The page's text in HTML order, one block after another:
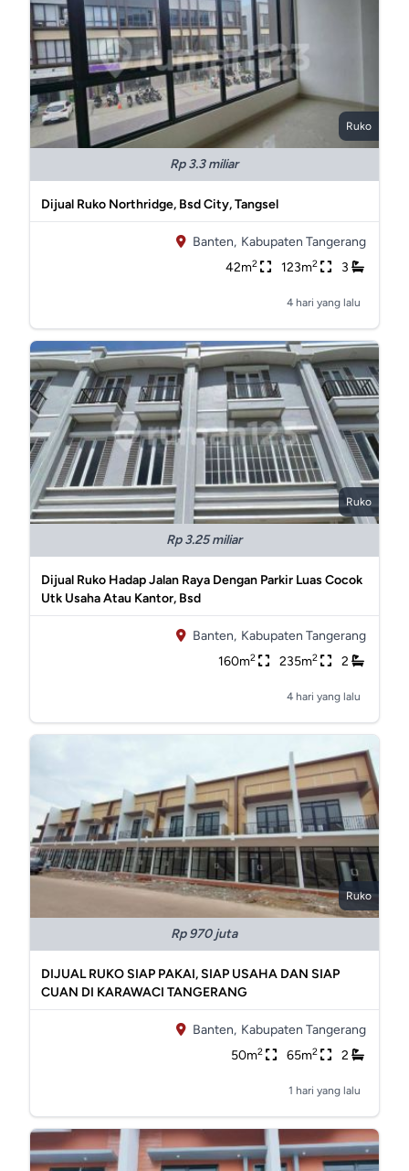
Ruko
Rp 3.3 miliar
Dijual Ruko Northridge, Bsd City, Tangsel
Banten, Kabupaten Tangerang
42m2 123m2 3
4 hari yang lalu
Ruko
Rp 3.25 miliar
Dijual Ruko Hadap Jalan Raya Dengan Parkir Luas Cocok
Utk Usaha Atau Kantor, Bsd
Banten, Kabupaten Tangerang
160m2 235m2 2
4 hari yang lalu
Ruko
Rp 970 juta
DIJUAL RUKO SIAP PAKAI, SIAP USAHA DAN SIAP
CUAN DI KARAWACI TANGERANG
Banten, Kabupaten Tangerang
50m2 65m2 2
1 hari yang lalu